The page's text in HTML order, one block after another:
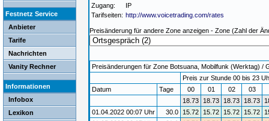
Festnetz Service
Anbieter
Tarife
Nachrichten
Vanity Rechner
Informationen
Infobox
Lexikon
Zugang:
IP
Tarifseiten: http://www.voicetrading.com/rates
Preisänderung für andere Zone anzeigen - Zone (Zahl der
Preisänderungen für Zone Botsuana, Mobilfunk (Werktag) /
Preis zur Stunde 00 bis 23
Datum
Tage 00 01 02 03
18.73
18.73 18.73 18.73
01.04.2022 00:07 Uhr
30.0 15.72 15.72 15.72 15.72